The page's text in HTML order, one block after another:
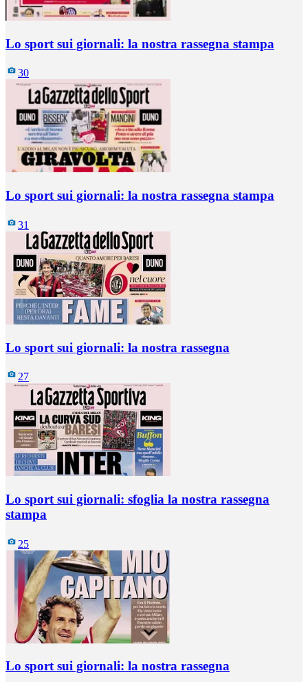
Lo sport sui giornali: la nostra rassegna stampa
30
Lo sport sui giornali: la nostra rassegna stampa
31
Lo sport sui giornali: la nostra rassegna
27
Lo sport sui giornali: sfoglia la nostra rassegna
stampa
25
Lo sport sui giornali: la nostra rassegna